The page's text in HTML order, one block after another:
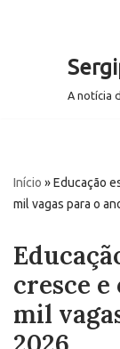
A notícia
Início »Educação
mil vagas para o
cresce e
mil